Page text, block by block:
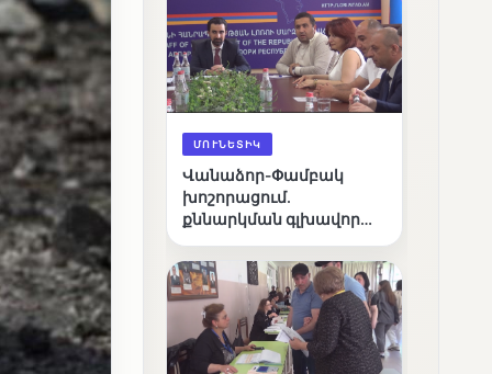
ՄՈՒՆԵՏԻԿ
Վանաձոր-Փամբակ
խոշորացում.
քննարկման գլխավոր
կառավարո՞ւմ, թե՞
քաղաքական նպատակ